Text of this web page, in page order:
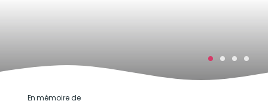
En mémoire de